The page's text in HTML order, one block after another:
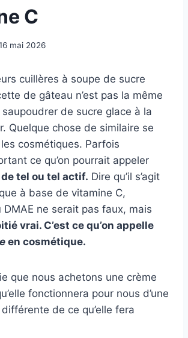
C
mai 2026
cuillères à soupe de sucre
de gâteau n’est pas la même
de sucre glace à la
Quelque chose de similaire se
cosmétiques. Parfois
ce qu’on pourrait appeler
de tel ou tel actif. Dire qu’il s’agit
à base de vitamine C,
DMAE ne serait pas faux, mais
vrai. C’est ce qu’on appelle
en cosmétique.
que nous achetons une crème
fonctionnera pour nous d’une
de ce qu’elle fera